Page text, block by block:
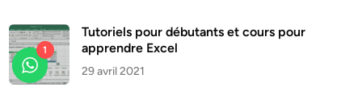
Tutoriels pour débutants et cours pour
apprendre Excel
29 avril 2021
1